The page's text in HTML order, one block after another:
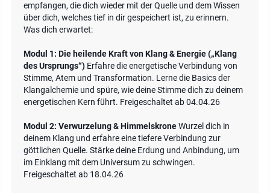
empfangen, die dich wieder mit der Quelle und dem Wissen
über dich, welches tief in dir gespeichert ist, zu erinnern.
Was dich erwartet:
Modul 1: Die heilende Kraft von Klang & Energie („Klang
des Ursprungs“) Erfahre die energetische Verbindung von
Stimme, Atem und Transformation. Lerne die Basics der
Klangalchemie und spüre, wie deine Stimme dich zu deinem
energetischen Kern führt. Freigeschaltet ab 04.04.26
Modul 2: Verwurzelung & HimmelskroneWurzel dich in
deinem Klang und erfahre eine tiefere Verbindung zur
göttlichen Quelle. Stärke deine Erdung und Anbindung, um
im Einklang mit dem Universum zu schwingen.
Freigeschaltet ab 18.04.26